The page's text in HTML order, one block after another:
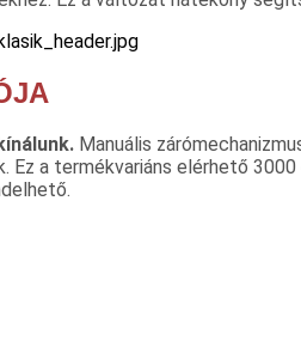
Manuális
Ez a termékvariáns elérhető